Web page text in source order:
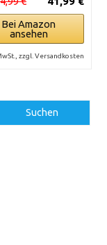
Bei Amazon
ansehen
zzgl. Versandkosten
Suchen